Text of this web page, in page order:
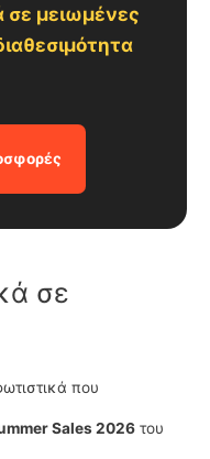
σε μειωμένες
σε
που
Sales 2026 του